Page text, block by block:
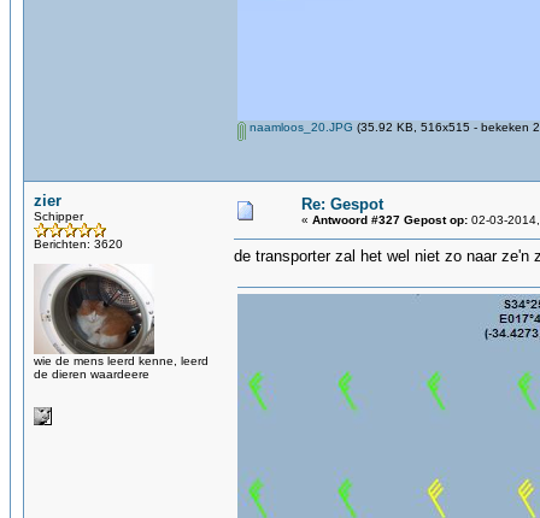
naamloos_20.JPG (35.92 KB, 516x515 - bekeken
zier
Schipper
Berichten: 3620
wie de mens leerd kenne, leerd
de dieren waardeere
Re: Gespot
« Antwoord #327 Gepost op: 02-03-
de transporter zal het wel niet zo naar ze'n